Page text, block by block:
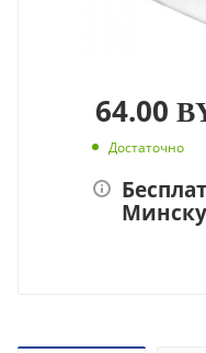
64.00
Достаточно
Минску